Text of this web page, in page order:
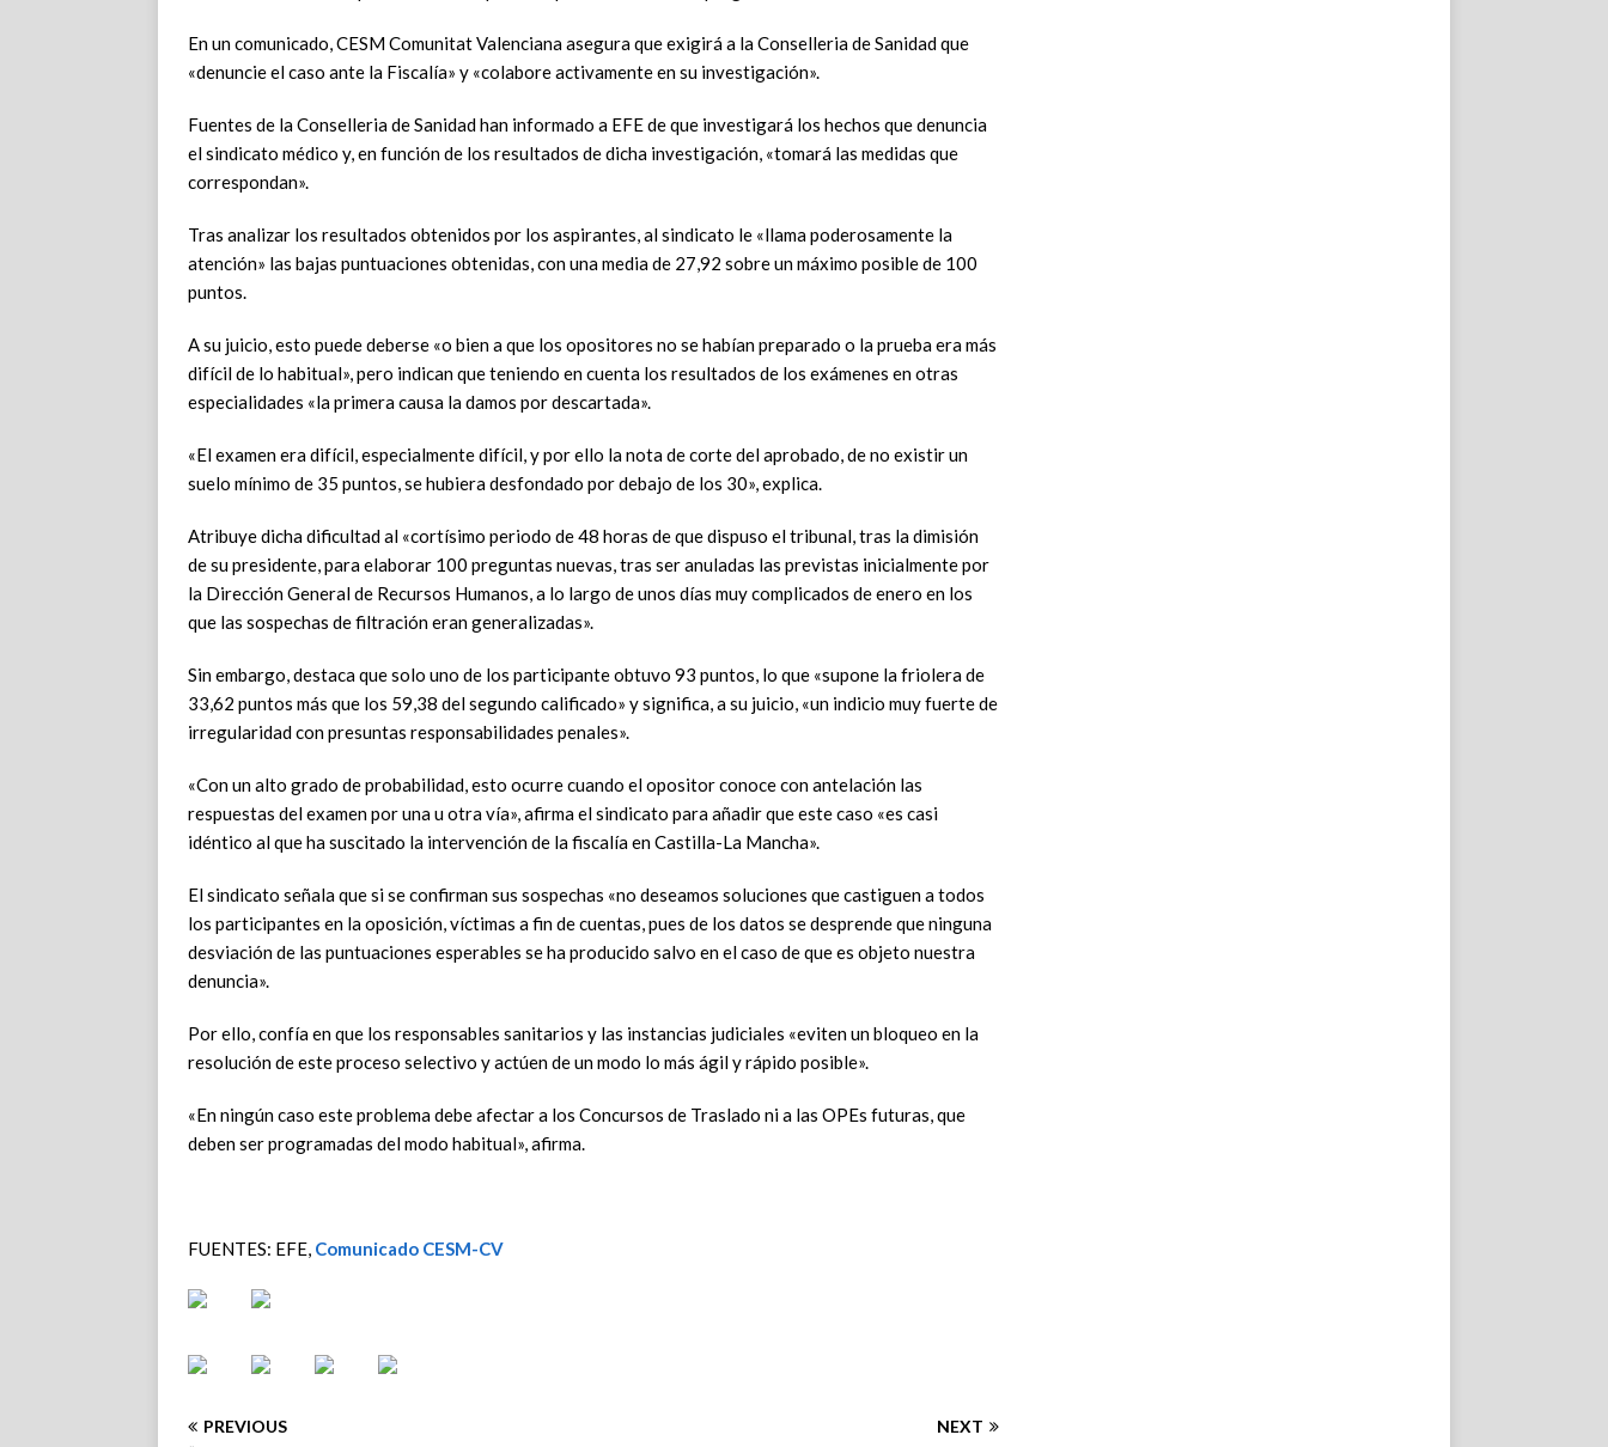
En un comunicado, CESM Comunitat Valenciana asegura que exigirá a la Conselleria de Sanidad que
«denuncie el caso ante la Fiscalía» y «colabore activamente en su investigación».
Fuentes de la Conselleria de Sanidad han informado a EFE de que investigará los hechos que denuncia
el sindicato médico y, en función de los resultados de dicha investigación, «tomará las medidas que
correspondan».
Tras analizar los resultados obtenidos por los aspirantes, al sindicato le «llama poderosamente la
atención» las bajas puntuaciones obtenidas, con una media de 27,92 sobre un máximo posible de 100
puntos.
A su juicio, esto puede deberse «o bien a que los opositores no se habían preparado o la prueba era más
difícil de lo habitual», pero indican que teniendo en cuenta los resultados de los exámenes en otras
especialidades «la primera causa la damos por descartada».
«El examen era difícil, especialmente difícil, y por ello la nota de corte del aprobado, de no existir un
suelo mínimo de 35 puntos, se hubiera desfondado por debajo de los 30», explica.
Atribuye dicha dificultad al «cortísimo periodo de 48 horas de que dispuso el tribunal, tras la dimisión
de su presidente, para elaborar 100 preguntas nuevas, tras ser anuladas las previstas inicialmente por
la Dirección General de Recursos Humanos, a lo largo de unos días muy complicados de enero en los
que las sospechas de filtración eran generalizadas».
Sin embargo, destaca que solo uno de los participante obtuvo 93 puntos, lo que «supone la friolera de
33,62 puntos más que los 59,38 del segundo calificado» y significa, a su juicio, «un indicio muy fuerte de
irregularidad con presuntas responsabilidades penales».
«Con un alto grado de probabilidad, esto ocurre cuando el opositor conoce con antelación las
respuestas del examen por una u otra vía», afirma el sindicato para añadir que este caso «es casi
idéntico al que ha suscitado la intervención de la fiscalía en Castilla-La Mancha».
El sindicato señala que si se confirman sus sospechas «no deseamos soluciones que castiguen a todos
los participantes en la oposición, víctimas a fin de cuentas, pues de los datos se desprende que ninguna
desviación de las puntuaciones esperables se ha producido salvo en el caso de que es objeto nuestra
denuncia».
Por ello, confía en que los responsables sanitarios y las instancias judiciales «eviten un bloqueo en la
resolución de este proceso selectivo y actúen de un modo lo más ágil y rápido posible».
«En ningún caso este problema debe afectar a los Concursos de Traslado ni a las OPEs futuras, que
deben ser programadas del modo habitual», afirma.
FUENTES: EFE, Comunicado CESM-CV
PREVIOUS NEXT